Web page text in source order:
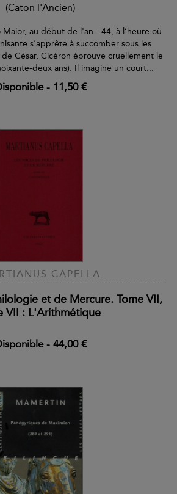
(Caton l'Ancien)
au début de l'an - 44, à l’heure où
s’apprête à succomber sous les
de César, Cicéron éprouve cruellement le
deux ans). Il imagine un court...
- 11,50 €
CAPELLA
et de Mercure. Tome VII,
VII : L'Arithmétique
- 44,00 €